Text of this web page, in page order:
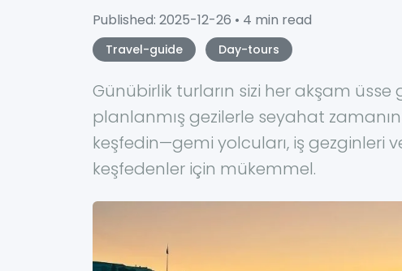
Published: 2025-12-26 • 4 min read
Travel-guide Day-tours
Günübirlik turların sizi her akşam
planlanmış gezilerle seyahat
keşfedin—gemi yolcuları, iş gezginleri
keşfedenler için mükemmel.